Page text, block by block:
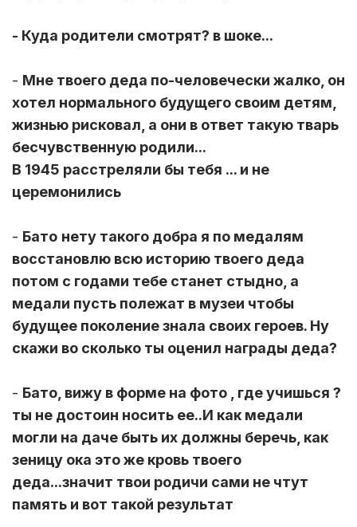
- Куда родители смотрят? в шоке...
- Мне твоего деда по-человечески жалко, он
хотел нормального будущего своим детям,
жизнью рисковал, а они в ответ такую тварь
бесчувственную родили...
В 1945 расстреляли бы тебя ... и не
церемонились
- Бато нету такого добра я по медалям
восстановлю всю историю твоего деда
потом с годами тебе станет стыдно, а
медали пусть полежат в музеи чтобы
будущее поколение знала своих героев. Ну
скажи во сколько ты оценил награды деда?
- Бато, вижу в форме на фото , где учишься ?
ты не достоин носить ее..И как медали
могли на даче быть их должны беречь, как
зеницу ока это же кровь твоего
деда...значит твои родичи сами не чтут
память и вот такой результат